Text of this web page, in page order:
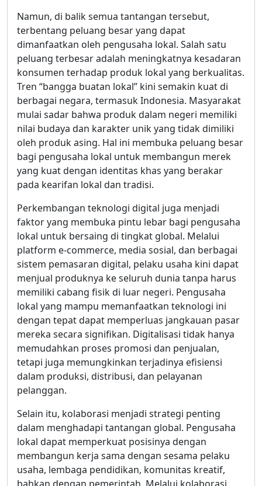
Namun, di balik semua tantangan tersebut,
terbentang peluang besar yang dapat
dimanfaatkan oleh pengusaha lokal. Salah satu
peluang terbesar adalah meningkatnya kesadaran
konsumen terhadap produk lokal yang berkualitas.
Tren “bangga buatan lokal” kini semakin kuat di
berbagai negara, termasuk Indonesia. Masyarakat
mulai sadar bahwa produk dalam negeri memiliki
nilai budaya dan karakter unik yang tidak dimiliki
oleh produk asing. Hal ini membuka peluang besar
bagi pengusaha lokal untuk membangun merek
yang kuat dengan identitas khas yang berakar
pada kearifan lokal dan tradisi.
Perkembangan teknologi digital juga menjadi
faktor yang membuka pintu lebar bagi pengusaha
lokal untuk bersaing di tingkat global. Melalui
platform e-commerce, media sosial, dan berbagai
sistem pemasaran digital, pelaku usaha kini dapat
menjual produknya ke seluruh dunia tanpa harus
memiliki cabang fisik di luar negeri. Pengusaha
lokal yang mampu memanfaatkan teknologi ini
dengan tepat dapat memperluas jangkauan pasar
mereka secara signifikan. Digitalisasi tidak hanya
memudahkan proses promosi dan penjualan,
tetapi juga memungkinkan terjadinya efisiensi
dalam produksi, distribusi, dan pelayanan
pelanggan.
Selain itu, kolaborasi menjadi strategi penting
dalam menghadapi tantangan global. Pengusaha
lokal dapat memperkuat posisinya dengan
membangun kerja sama dengan sesama pelaku
usaha, lembaga pendidikan, komunitas kreatif,